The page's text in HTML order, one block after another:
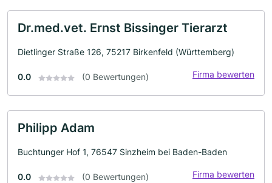
Dr.med.vet. Ernst Bissinger Tierarzt
Dietlinger Straße 126, 75217 Birkenfeld (Württemberg)
0.0 (0 Bewertungen) Firma bewerten
Philipp Adam
Buchtunger Hof 1, 76547 Sinzheim bei Baden-Baden
0.0 (0 Bewertungen) Firma bewerten